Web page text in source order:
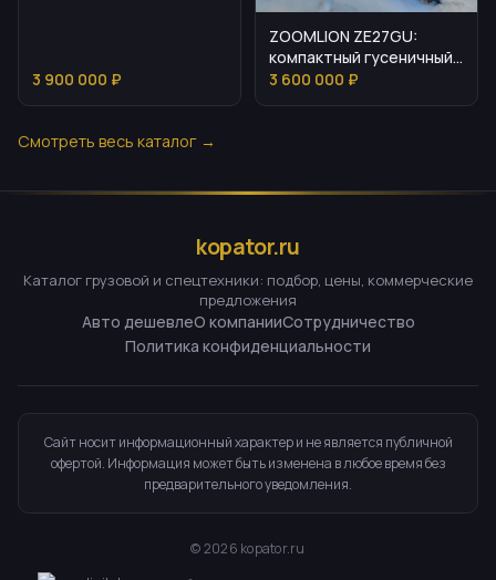
3 900 000 ₽
ZOOMLION ZE27GU:
компактный гусеничный
экскаватор для узких
3 600 000 ₽
Смотреть весь каталог →
kopator.ru
Каталог грузовой и спецтехники: подбор, цены, коммерческие
предложения
Авто дешевлеО компанииСотрудничество
Политика конфиденциальности
Сайт носит информационный характер и не является публичной
офертой. Информация может быть изменена в любое время без
предварительного уведомления.
©2026 kopator.ru